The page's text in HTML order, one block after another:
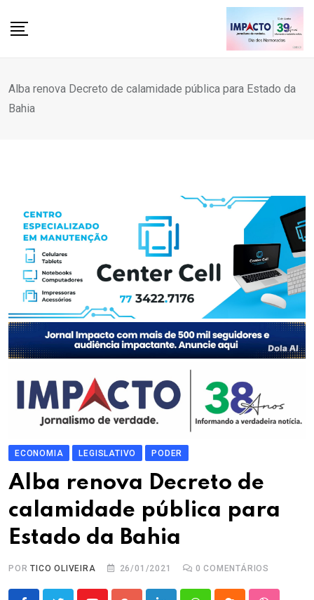
Alba renova Decreto de calamidade pública para Estado da
Bahia
ECONOMIA LEGISLATIVO PODER
Alba renova Decreto de
calamidade pública para
Estado da Bahia
PORTICO OLIVEIRA 26/01/2021 0 COMENTÁRIOS